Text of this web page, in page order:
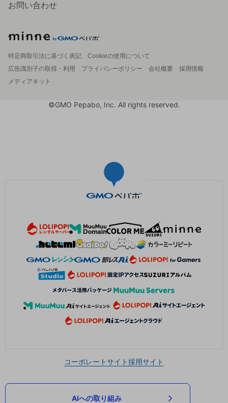
お問い合わせ
特定商取引法に基づく表記
Cookieの使用について
広告識別子の取得・利用
プライバシーポリシー 会社概要
採用情報
メディアキット
©GMO Pepabo, Inc. All rights reserved.
コーポレートサイト採用サイト
AIへの取り組み